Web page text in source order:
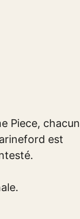
Piece, chacun
est